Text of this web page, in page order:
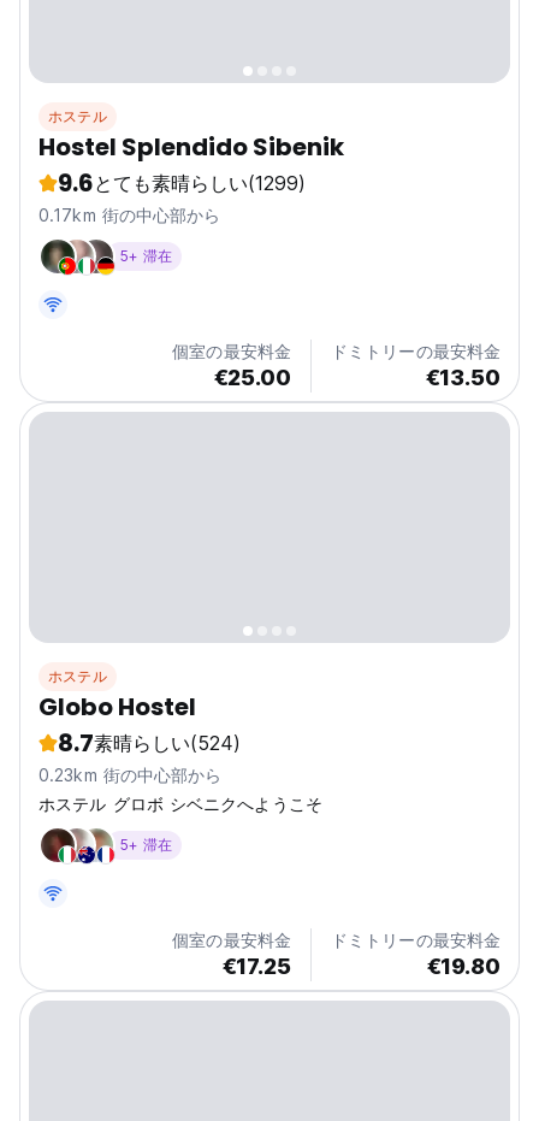
ホステル
Hostel Splendido Sibenik
9.6とても素晴らしい(1299)
0.17km 街の中心部から
5+ 滞在
個室の最安料金
€25.00
ドミトリーの最安料金
€13.50
ホステル
Globo Hostel
8.7素晴らしい(524)
0.23km 街の中心部から
ホステル グロボ シベニクへようこそ
5+ 滞在
個室の最安料金
€17.25
ドミトリーの最安料金
€19.80